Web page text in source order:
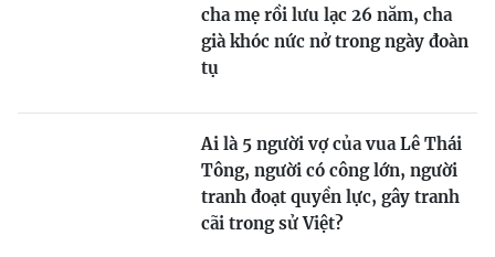
cha mẹ rồi lưu lạc 26 năm, cha
già khóc nức nở trong ngày đoàn
tụ
Ai là 5 người vợ của vua Lê Thái
Tông, người có công lớn, người
tranh đoạt quyền lực, gây tranh
cãi trong sử Việt?